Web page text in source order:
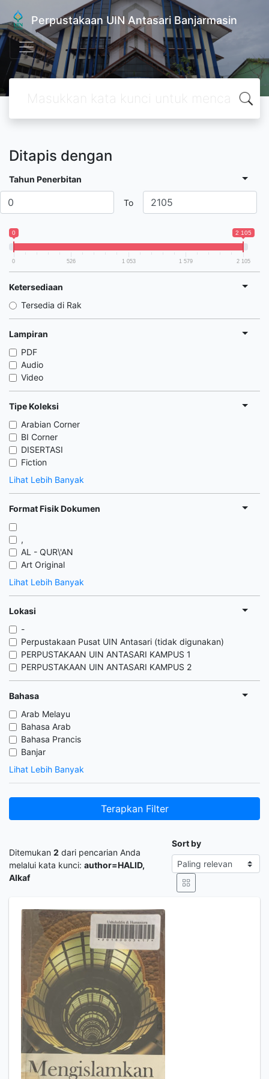
Perpustakaan UIN Antasari Banjarmasin
Ditapis dengan
Tahun Penerbitan
To
0 2 105
0 526 1 053 1 579 2 105
Ketersediaan
Tersedia di Rak
Lampiran
PDF
Audio
Video
Tipe Koleksi
Arabian Corner
BI Corner
DISERTASI
Fiction
Lihat Lebih Banyak
Format Fisik Dokumen
,
AL - QUR\'AN
Art Original
Lihat Lebih Banyak
Lokasi
-
Perpustakaan Pusat UIN Antasari (tidak digunakan)
PERPUSTAKAAN UIN ANTASARI KAMPUS 1
PERPUSTAKAAN UIN ANTASARI KAMPUS 2
Bahasa
Arab Melayu
Bahasa Arab
Bahasa Prancis
Banjar
Lihat Lebih Banyak
Terapkan Filter
Ditemukan 2 dari pencarian Anda
melalui kata kunci: author=HALID,
Alkaf
Sort by